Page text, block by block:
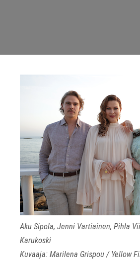
Aku Sipola, Jenni Vartiainen, Pihla
Karukoski
Kuvaaja: Marilena Grispou / Yellow